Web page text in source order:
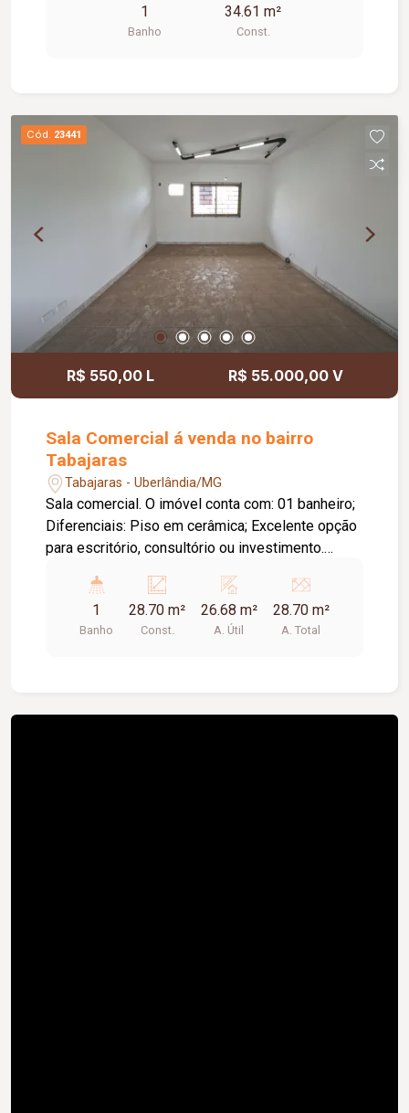
1
Banho
34.61 m²
Const.
Cód. 23441
R$ 550,00 L R$ 55.000,00 V
Sala Comercial á venda no bairro
Tabajaras
Tabajaras - Uberlândia/MG
Sala comercial. O imóvel conta com: 01 banheiro;
Diferenciais: Piso em cerâmica; Excelente opção
para escritório, consultório ou investimento.
Construída: 28,70m2.
1
Banho
28.70 m²
Const.
26.68 m²
A. Útil
28.70 m²
A. Total